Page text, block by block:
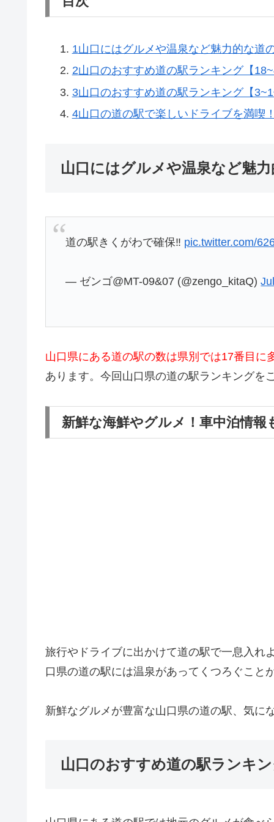
1山口にはグルメや温泉など魅力的な道
2山口のおすすめ道の駅ランキング【
3山口のおすすめ道の駅ランキング【
4山口の道の駅で楽しいドライブを満喫
山口にはグルメや温泉など魅
道の駅きくがわで確保‼️ pic.twitter.com/
— ゼンゴ@MT-09&07 (@zengo_kitaQ)
山口県にある道の駅の数は県別では17番目に
あります。今回山口県の道の駅ランキングを
新鮮な海鮮やグルメ！車中泊情報
旅行やドライブに出かけて道の駅で一息入れ
口県の道の駅には温泉があってくつろぐこと
新鮮なグルメが豊富な山口県の道の駅、気に
山口のおすすめ道の駅ランキ